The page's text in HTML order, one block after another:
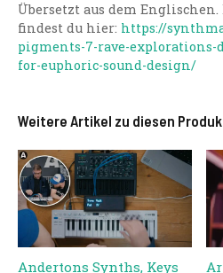
Übersetzt aus dem
findest du hier: https://
pigments-7-rave-explorations-
for-euphoric-sound-design/
Weitere Artikel zu diesen
Andertons Synths, Keys